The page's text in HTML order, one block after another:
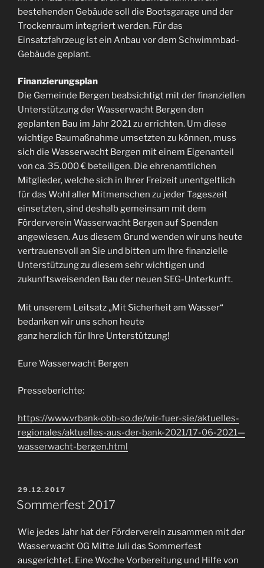
bestehenden Gebäude soll die Bootsgarage und der
Trockenraum integriert werden. Für das
Einsatzfahrzeug ist ein Anbau vor dem Schwimmbad-
Gebäude geplant.
Finanzierungsplan
Die Gemeinde Bergen beabsichtigt mit der finanziellen
Unterstützung der Wasserwacht Bergen den
geplanten Bau im Jahr 2021 zu errichten. Um diese
wichtige Baumaßnahme umsetzten zu können, muss
sich die Wasserwacht Bergen mit einem Eigenanteil
von ca. 35.000 € beteiligen. Die ehrenamtlichen
Mitglieder, welche sich in Ihrer Freizeit unentgeltlich
für das Wohl aller Mitmenschen zu jeder Tageszeit
einsetzten, sind deshalb gemeinsam mit dem
Förderverein Wasserwacht Bergen auf Spenden
angewiesen. Aus diesem Grund wenden wir uns heute
vertrauensvoll an Sie und bitten um Ihre finanzielle
Unterstützung zu diesem sehr wichtigen und
zukunftsweisenden Bau der neuen SEG-Unterkunft.
Mit unserem Leitsatz „Mit Sicherheit am Wasser“
bedanken wir uns schon heute
ganz herzlich für Ihre Unterstützung!
Eure Wasserwacht Bergen
Presseberichte:
https://www.vrbank-obb-so.de/wir-fuer-sie/aktuelles-
regionales/aktuelles-aus-der-bank-2021/17-06-2021—
wasserwacht-bergen.html
VERÖFFENTLICHT
AM
29.12.2017
Sommerfest 2017
Wie jedes Jahr hat der Förderverein zusammen mit der
Wasserwacht OG Mitte Juli das Sommerfest
ausgerichtet. Eine Woche Vorbereitung und Hilfe von